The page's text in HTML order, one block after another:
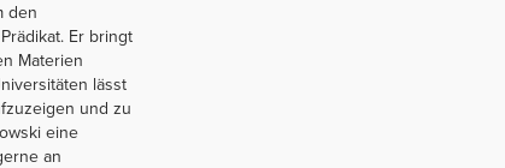
den
Er bringt
Materien
lässt
und zu
eine
an